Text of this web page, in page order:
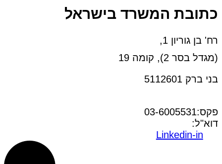
כתובת המשרד בישראל
רח' בן גוריון 1,
(מגדל בסר 2), קומה 19
בני ברק 5112601
פקס:03-6005531
דוא"ל:
Linkedin-in